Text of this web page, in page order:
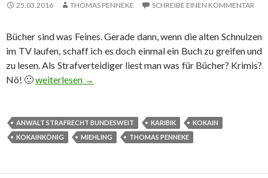
25.03.2016 THOMAS PENNEKE SCHREIBE EINEN KOMMENTAR
Bücher sind was Feines. Gerade dann, wenn die alten Schnulzen
im TV laufen, schaff ich es doch einmal ein Buch zu greifen und
zu lesen. Als Strafverteidiger liest man was für Bücher? Krimis?
Nö! 🙂Der Schneekönig – Der Kokainkönig von St. Pauli
weiterlesen →
ANWALT STRAFRECHT BUNDESWEIT KARIBIK
KOKAIN
KOKAINKÖNIG
MIEHLING THOMAS PENNEKE